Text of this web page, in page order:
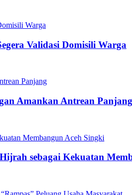
Validasi Domisili Warga
Amankan Antrean Panjang
sebagai Kekuatan